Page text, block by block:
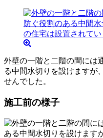
外壁の一階と二階の間には
る中間水切りを設けますが
せんでした。
施工前の様子